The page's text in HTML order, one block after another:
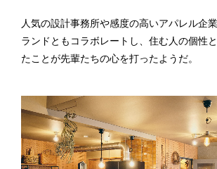
人気の設計事務所や感度の高いアパレル企
ランドともコラボレートし、住む人の個性
たことが先輩たちの心を打ったようだ。